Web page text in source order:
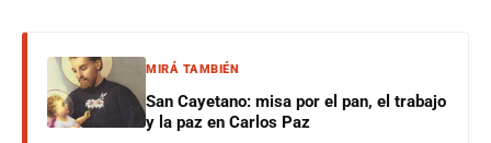
MIRÁ TAMBIÉN
San Cayetano: misa por el pan, el trabajo
y la paz en Carlos Paz